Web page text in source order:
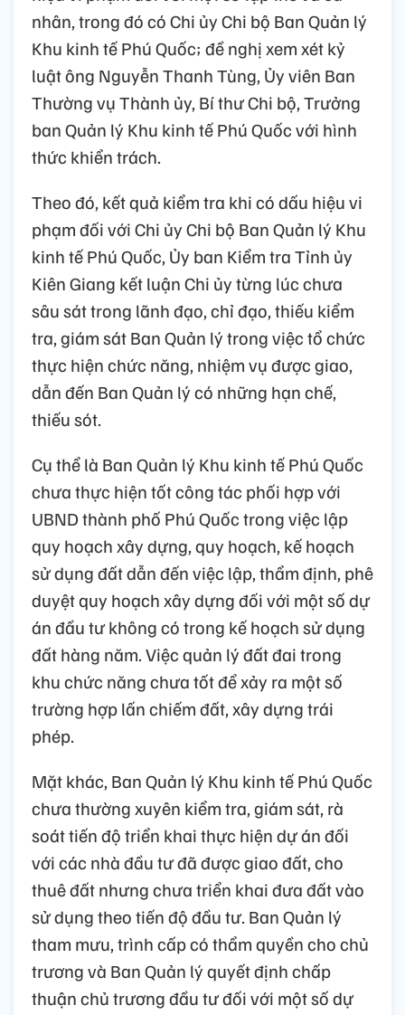
nhân, trong đó có Chi ủy Chi bộ Ban Quản lý
Khu kinh tế Phú Quốc; đề nghị xem xét kỷ
luật ông Nguyễn Thanh Tùng, Ủy viên Ban
Thường vụ Thành ủy, Bí thư Chi bộ, Trưởng
ban Quản lý Khu kinh tế Phú Quốc với hình
thức khiển trách.
Theo đó, kết quả kiểm tra khi có dấu hiệu vi
phạm đối với Chi ủy Chi bộ Ban Quản lý Khu
kinh tế Phú Quốc, Ủy ban Kiểm tra Tỉnh ủy
Kiên Giang kết luận Chi ủy từng lúc chưa
sâu sát trong lãnh đạo, chỉ đạo, thiếu kiểm
tra, giám sát Ban Quản lý trong việc tổ chức
thực hiện chức năng, nhiệm vụ được giao,
dẫn đến Ban Quản lý có những hạn chế,
thiếu sót.
Cụ thể là Ban Quản lý Khu kinh tế Phú Quốc
chưa thực hiện tốt công tác phối hợp với
UBND thành phố Phú Quốc trong việc lập
quy hoạch xây dựng, quy hoạch, kế hoạch
sử dụng đất dẫn đến việc lập, thẩm định, phê
duyệt quy hoạch xây dựng đối với một số dự
án đầu tư không có trong kế hoạch sử dụng
đất hàng năm. Việc quản lý đất đai trong
khu chức năng chưa tốt để xảy ra một số
trường hợp lấn chiếm đất, xây dựng trái
phép.
Mặt khác, Ban Quản lý Khu kinh tế Phú Quốc
chưa thường xuyên kiểm tra, giám sát, rà
soát tiến độ triển khai thực hiện dự án đối
với các nhà đầu tư đã được giao đất, cho
thuê đất nhưng chưa triển khai đưa đất vào
sử dụng theo tiến độ đầu tư. Ban Quản lý
tham mưu, trình cấp có thẩm quyền cho chủ
trương và Ban Quản lý quyết định chấp
thuận chủ trương đầu tư đối với một số dự